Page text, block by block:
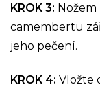
KROK 3:
camembertu
jeho pečení.
KROK 4: Vložte